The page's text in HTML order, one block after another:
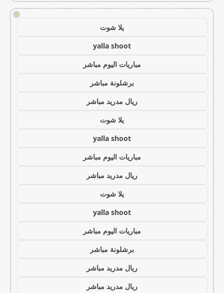
!
يلا شوت
yalla shoot
مباريات اليوم مباشر
برشلونة مباشر
ريال مدريد مباشر
يلا شوت
yalla shoot
مباريات اليوم مباشر
ريال مدريد مباشر
يلا شوت
yalla shoot
مباريات اليوم مباشر
برشلونة مباشر
ريال مدريد مباشر
ريال مدريد مباشر